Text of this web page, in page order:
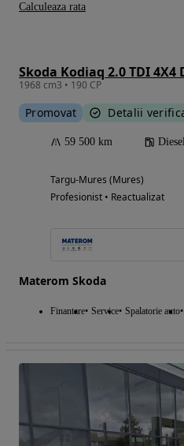
Skoda Kodiaq 2.0 TDI 4X4
1968 cm3 • 190 CP
Promovat Detalii
59 500 km
Targu-Mures (Mures)
Profesionist • Reactualizat
Materom Skoda
Finantare Service Spalatorie auto
Calculeaza rata